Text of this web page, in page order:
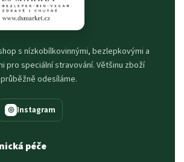
s nízkobílkovinnými, bezlepkovými a
pro speciální stravování. Většinu zboží
odesíláme.
◎ Instagram
péče